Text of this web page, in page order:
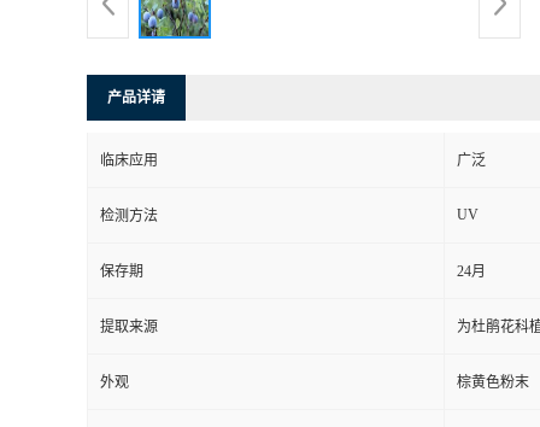
产品详请
临床应用 广泛
检测方法 UV
保存期 24月
提取来源 为杜鹃花科
外观 棕黄色粉末